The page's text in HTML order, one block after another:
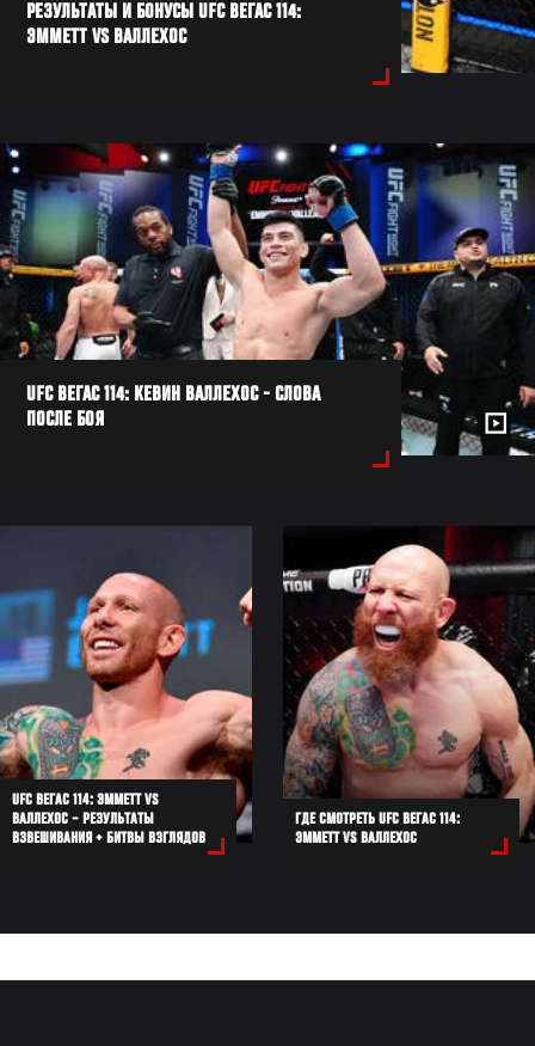
РЕЗУЛЬТАТЫ И БОНУСЫ UFC ВЕГАС 114:
ЭММЕТТ VS ВАЛЛЕХОС
UFC ВЕГАС 114: КЕВИН ВАЛЛЕХОС - СЛОВА
ПОСЛЕ БОЯ
UFC ВЕГАС 114: ЭММЕТТ VS
ВАЛЛЕХОС – РЕЗУЛЬТАТЫ
ВЗВЕШИВАНИЯ + БИТВЫ ВЗГЛЯДОВ
ГДЕ СМОТРЕТЬ UFC ВЕГАС 114:
ЭММЕТТ VS ВАЛЛЕХОС